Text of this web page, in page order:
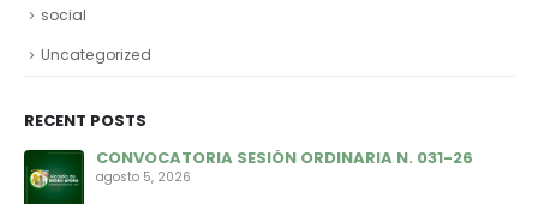
social
Uncategorized
RECENT POSTS
CONVOCATORIA SESIÓN ORDINARIA N. 031-26
agosto 5, 2026